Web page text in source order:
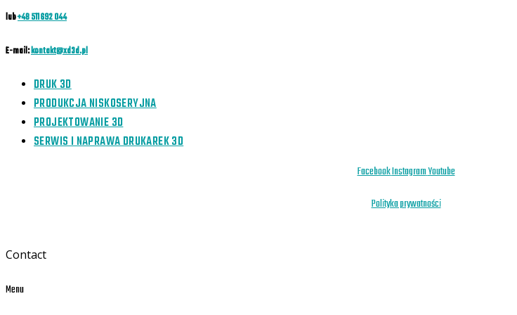
lub+48 511 692 044
E-mail:kontakt@xd3d.pl
DRUK 3D
PRODUKCJA NISKOSERYJNA
PROJEKTOWANIE 3D
SERWIS I NAPRAWA DRUKAREK 3D
FacebookInstagramYoutube
Polityka prywatności
Contact
Menu